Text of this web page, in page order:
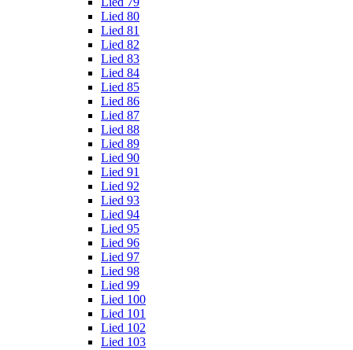
Lied 80
Lied 81
Lied 82
Lied 83
Lied 84
Lied 85
Lied 86
Lied 87
Lied 88
Lied 89
Lied 90
Lied 91
Lied 92
Lied 93
Lied 94
Lied 95
Lied 96
Lied 97
Lied 98
Lied 99
Lied 100
Lied 101
Lied 102
Lied 103